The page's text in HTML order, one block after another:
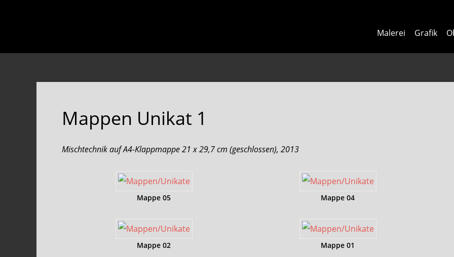
content
Malerei Grafik
Mappen Unikat 1
Mischtechnik auf A4-Klappmappe 21 x 29,7 cm (geschlossen), 2013
Mappe 05 Mappe 04
Mappe 02 Mappe 01